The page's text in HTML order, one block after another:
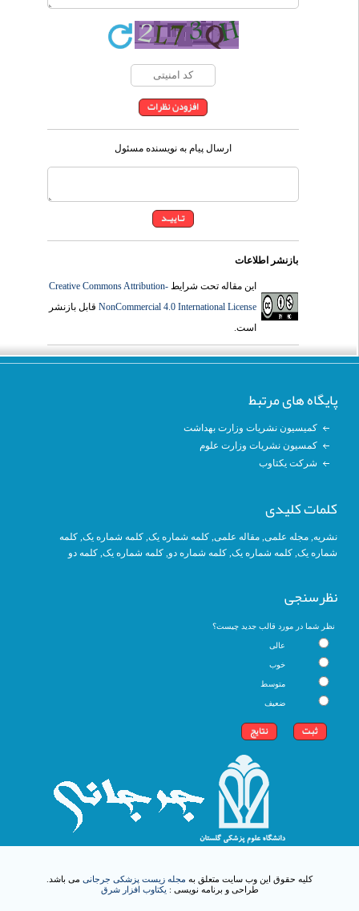
ارسال پیام به نویسنده مسئول
بازنشر اطلاعات
این مقاله تحت شرایطCreative Commons Attribution-
NonCommercial 4.0 International Licenseقابل بازنشر
است.
پایگاه های مرتبط
کمیسیون نشریات وزارت بهداشت
کمسیون نشریات وزارت علوم
شرکت یکتاوب
کلمات کلیدی
نشریه,مجله علمی,مقاله علمی,کلمه شماره یک, کلمه شماره یک,کلمه
شماره یک,کلمه شماره یک, کلمه شماره دو,کلمه شماره یک,کلمه دو
نظرسنجی
نظر شما در مورد قالب جدید چیست؟
عالی
خوب
متوسط
ضعیف
کلیه حقوق این وب سایت متعلق به مجله زیست پزشکی جرجانیمی باشد.
طراحی و برنامه نویسی : یکتاوب افزار شرق